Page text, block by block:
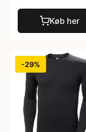
Køb her
-29%